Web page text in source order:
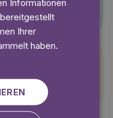
Ihrer
haben.